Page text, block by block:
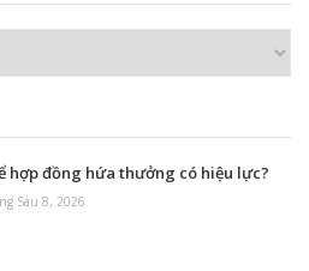
hợp đồng hứa thưởng có hiệu lực?
Sáu 8, 2026